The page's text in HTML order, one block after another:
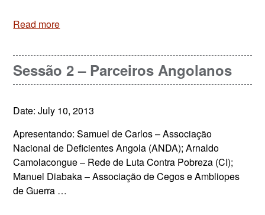
Read more
Sessão 2 – Parceiros Angolanos
Date: July 10, 2013
Apresentando: Samuel de Carlos – Associação
Nacional de Deficientes Angola (ANDA); Arnaldo
Camolacongue – Rede de Luta Contra Pobreza (CI);
Manuel Diabaka – Associação de Cegos e Ambliopes
de Guerra …